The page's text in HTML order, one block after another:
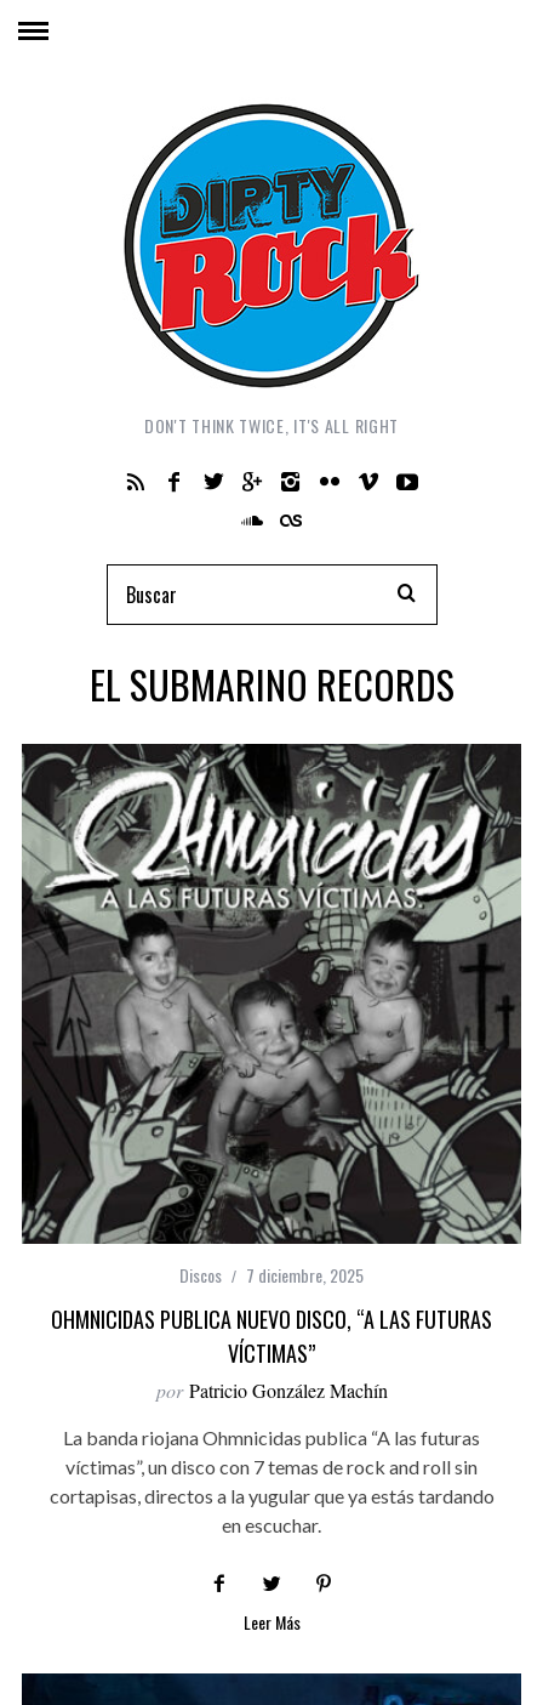
DON'T THINK TWICE, IT'S ALL RIGHT
EL SUBMARINO RECORDS
Discos 7 diciembre, 2025
OHMNICIDAS PUBLICA NUEVO DISCO, “A LAS FUTURAS
VÍCTIMAS”
por Patricio González Machín
La banda riojana Ohmnicidas publica “A las futuras
víctimas”, un disco con 7 temas de rock and roll sin
cortapisas, directos a la yugular que ya estás tardando
en escuchar.
Leer Más